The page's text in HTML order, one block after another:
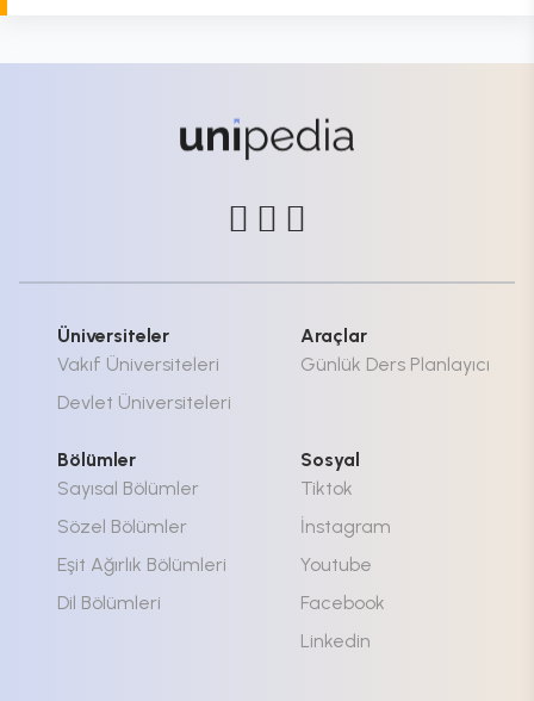
Üniversiteler
Vakıf Üniversiteleri
Devlet Üniversiteleri
Araçlar
Günlük Ders Planlayıcı
Bölümler
Sayısal Bölümler
Sözel Bölümler
Eşit Ağırlık Bölümleri
Dil Bölümleri
Sosyal
Tiktok
İnstagram
Youtube
Facebook
Linkedin